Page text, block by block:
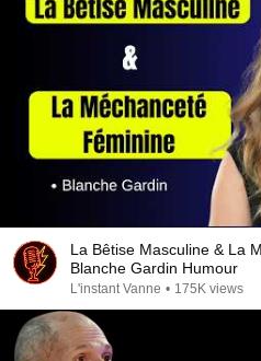
La Bêtise Masculine & La
Blanche Gardin Humour
L'instant Vanne • 175K views